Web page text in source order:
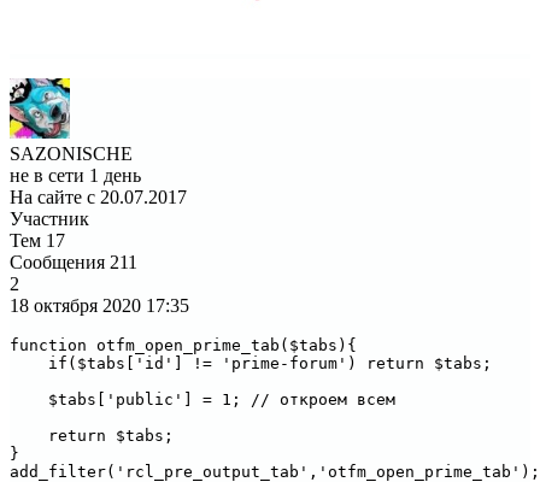
SAZONISCHE
не в сети 1 день
На сайте с 20.07.2017
Участник
Тем 17
Сообщения 211
2
18 октября 2020 17:35
function otfm_open_prime_tab($tabs){
    if($tabs['id'] != 'prime-forum') return $tabs;
    $tabs['public'] = 1; // откроем всем
    return $tabs;
}
add_filter('rcl_pre_output_tab','otfm_open_prime_tab');